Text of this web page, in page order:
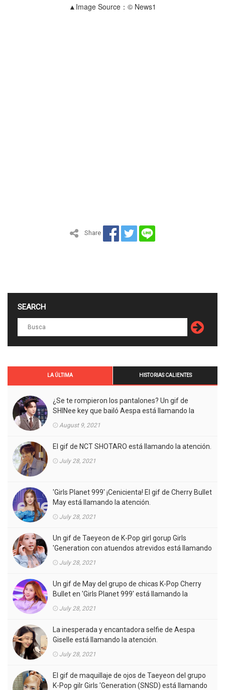
▲Image Source：© News1
Share
SEARCH
LA ÚLTIMA HISTORIAS CALIENTES
¿Se te rompieron los pantalones? Un gif de
SHINee key que bailó Aespa está llamando la
August 9, 2021
El gif de NCT SHOTARO está llamando la atención.
July 28, 2021
'Girls Planet 999' ¡Cenicienta! El gif de Cherry Bullet
May está llamando la atención.
July 28, 2021
Un gif de Taeyeon de K-Pop girl gorup Girls
'Generation con atuendos atrevidos está llamando
July 28, 2021
Un gif de May del grupo de chicas K-Pop Cherry
Bullet en 'Girls Planet 999' está llamando la
July 28, 2021
La inesperada y encantadora selfie de Aespa
Giselle está llamando la atención.
July 28, 2021
El gif de maquillaje de ojos de Taeyeon del grupo
K-Pop gilr Girls 'Generation (SNSD) está llamando